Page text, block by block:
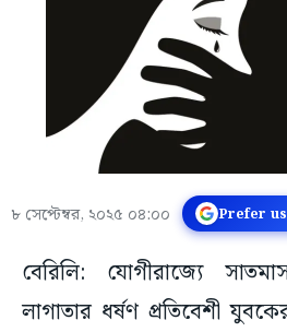
৮ সেপ্টেম্বর, ২০২৫ ০৪:০০ Prefer
বেরিলি: যোগীরাজ্যে
লাগাতার ধর্ষণ প্রতিবেশী